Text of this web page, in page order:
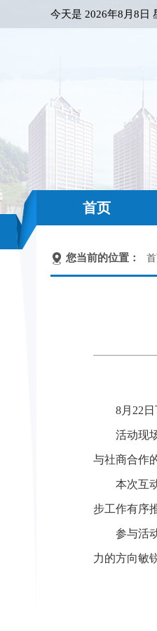
今天是 2026年8月8日
首页
您当前的位置：
8月22
活动现
与社商合作
本次互
步工作有序
参与活
力的方向敏